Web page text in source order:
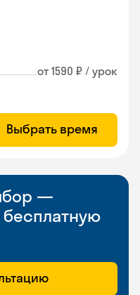
от 1590 ₽ / урок
Выбрать время
—
бесплатную